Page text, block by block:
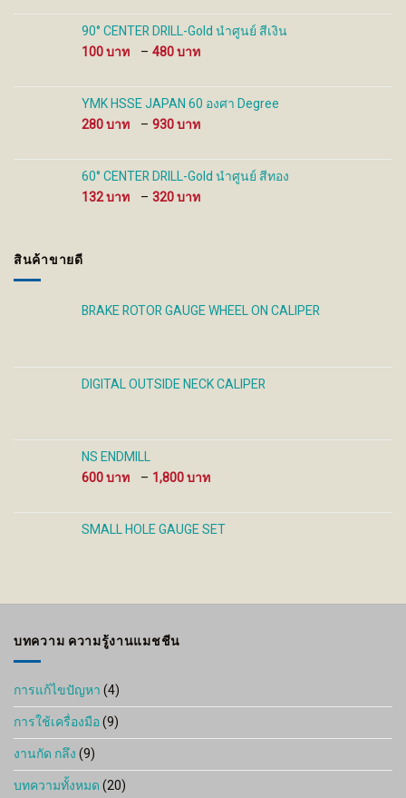
100 ฿
through
480 ฿
90° CENTER DRILL-Gold นำศูนย์ สีเงิน
100
– 480
100 ฿
through
YMK HSSE JAPAN 60 องศา Degree
280
– 930
280 ฿
through
930 ฿
60° CENTER DRILL-Gold นำศูนย์ สีทอง
132
– 320
สินค้าขายดี
BRAKE ROTOR GAUGE WHEEL ON CALIPER
DIGITAL OUTSIDE NECK CALIPER
NS ENDMILL
600
– 1,800
600 ฿
through
SMALL HOLE GAUGE SET
บทความ ความรู้งานแมชชีน
การแก้ไขปัญหา(4)
การใช้เครื่องมือ(9)
งานกัด กลึง(9)
บทความทั้งหมด(20)